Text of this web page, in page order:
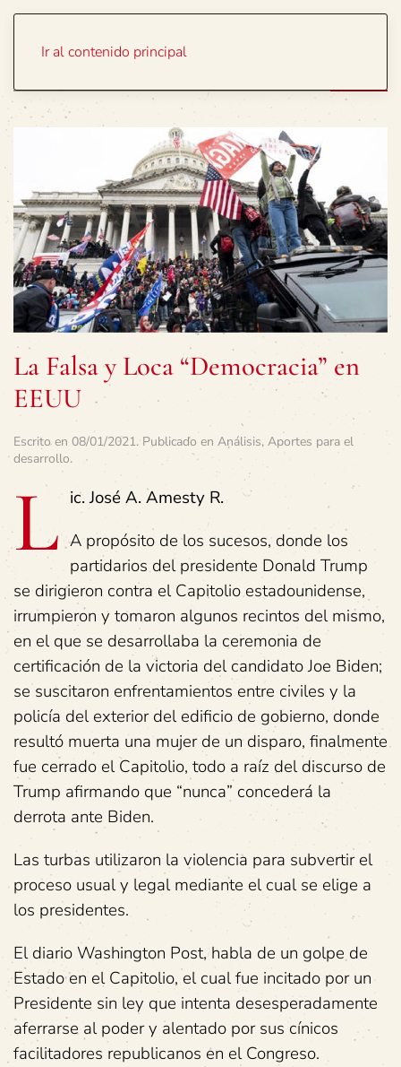
Ir al contenido principal
La Falsa y Loca “Democracia” en
EEUU
Escrito en 08/01/2021. Publicado en Análisis, Aportes para el
desarrollo.
L ic. José A. Amesty R.
A propósito de los sucesos, donde los
partidarios del presidente Donald Trump
se dirigieron contra el Capitolio estadounidense,
irrumpieron y tomaron algunos recintos del mismo,
en el que se desarrollaba la ceremonia de
certificación de la victoria del candidato Joe Biden;
se suscitaron enfrentamientos entre civiles y la
policía del exterior del edificio de gobierno, donde
resultó muerta una mujer de un disparo, finalmente
fue cerrado el Capitolio, todo a raíz del discurso de
Trump afirmando que “nunca” concederá la
derrota ante Biden.
Las turbas utilizaron la violencia para subvertir el
proceso usual y legal mediante el cual se elige a
los presidentes.
El diario Washington Post, habla de un golpe de
Estado en el Capitolio, el cual fue incitado por un
Presidente sin ley que intenta desesperadamente
aferrarse al poder y alentado por sus cínicos
facilitadores republicanos en el Congreso.